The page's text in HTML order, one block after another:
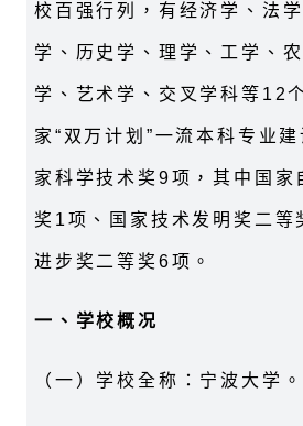
校百强行列，有经济学、法
学、历史学、理学、工学、
学、艺术学、交叉学科等 12
家“双万计划”一流本科专业建
家科学技术奖 9项，其中国家
奖 1 项、国家技术发明奖二等
进步奖二等奖 6项。
一、学校概况
（一）学校全称：宁波大学。